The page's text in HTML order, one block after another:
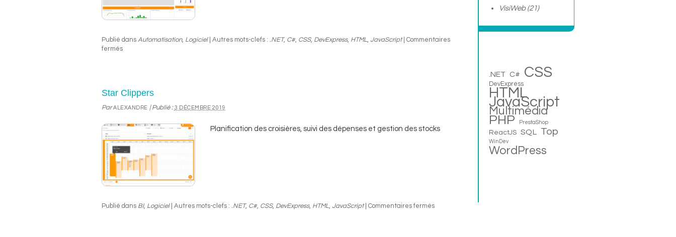
Publié dans Automatisation, Logiciel Autres mots-clefs : .NET, C#, CSS, DevExpress, HTML, JavaScript
Commentaires
fermés
Star Clippers
ParALEXANDRE |Publié :3 DÉCEMBRE 2019
Planification des croisières, suivi des dépenses et gestion des stocks
Publié dans BI, Logiciel Autres mots-clefs : .NET, C#, CSS, DevExpress, HTML JavaScript Commentaires fermés
VisiWeb(21)
.NET C# CSS
DevExpress
HTML
JavaScript
Multimédia
PHP PrestaShop
ReactJS SQL Top
WinDev
WordPress